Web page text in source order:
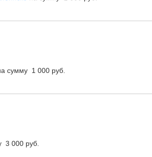
сумму 1 000 руб.
3 000 руб.